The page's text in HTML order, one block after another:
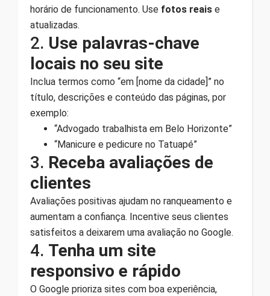
horário de funcionamento. Use fotos reais e
atualizadas.
2. Use palavras-chave
locais no seu site
Inclua termos como “em [nome da cidade]” no
título, descrições e conteúdo das páginas, por
exemplo:
“Advogado trabalhista em Belo Horizonte”
“Manicure e pedicure no Tatuapé”
3. Receba avaliações de
clientes
Avaliações positivas ajudam no ranqueamento e
aumentam a confiança. Incentive seus clientes
satisfeitos a deixarem uma avaliação no Google.
4. Tenha um site
responsivo e rápido
O Google prioriza sites com boa experiência,